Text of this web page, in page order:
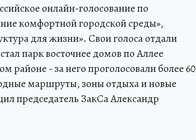
онлайн-голосование по
комфортной городской среды»,
для жизни». Свои голоса отдали
парк восточнее домов по Аллее
районе - за него проголосовали более 60
маршруты, зоны отдыха и новые
председатель ЗакСа Александр